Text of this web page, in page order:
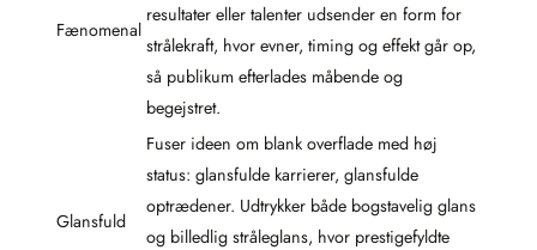
Fænomenal
resultater eller talenter udsender en form for
strålekraft, hvor evner, timing og effekt går op,
så publikum efterlades måbende og
begejstret.
Glansfuld
Fuser ideen om blank overflade med høj
status: glansfulde karrierer, glansfulde
optrædener. Udtrykker både bogstavelig glans
og billedlig stråleglans, hvor prestigefyldte